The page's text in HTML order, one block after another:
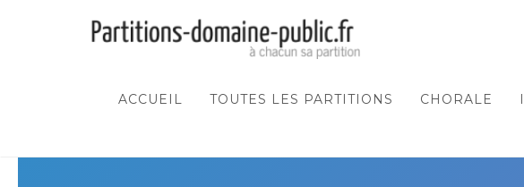
ACCUEIL TOUTES LES PARTITIONS CHORALE